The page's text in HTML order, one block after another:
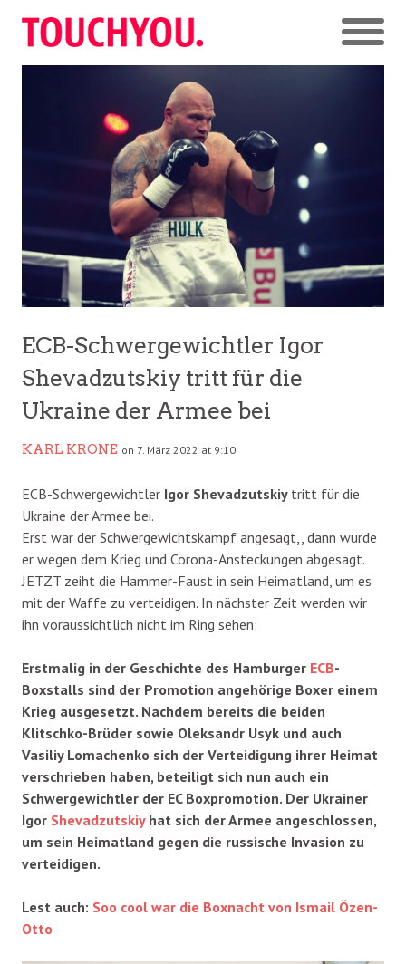
ECB-Schwergewichtler Igor
Shevadzutskiy tritt für die
Ukraine der Armee bei
KARL KRONE on 7. März 2022 at 9:10
ECB-Schwergewichtler Igor Shevadzutskiy tritt für die
Ukraine der Armee bei.
Erst war der Schwergewichtskampf angesagt,, dann wurde
er wegen dem Krieg und Corona-Ansteckungen abgesagt.
JETZT zeiht die Hammer-Faust in sein Heimatland, um es
mit der Waffe zu verteidigen. In nächster Zeit werden wir
ihn voraussichtlich nicht im Ring sehen:
Erstmalig in der Geschichte des Hamburger ECB-
Boxstalls sind der Promotion angehörige Boxer einem
Krieg ausgesetzt. Nachdem bereits die beiden
Klitschko-Brüder sowie Oleksandr Usyk und auch
Vasiliy Lomachenko sich der Verteidigung ihrer Heimat
verschrieben haben, beteiligt sich nun auch ein
Schwergewichtler der EC Boxpromotion. Der Ukrainer
Igor Shevadzutskiyhat sich der Armee angeschlossen,
um sein Heimatland gegen die russische Invasion zu
verteidigen.
Lest auch: Soo cool war die Boxnacht von Ismail Özen-
Otto